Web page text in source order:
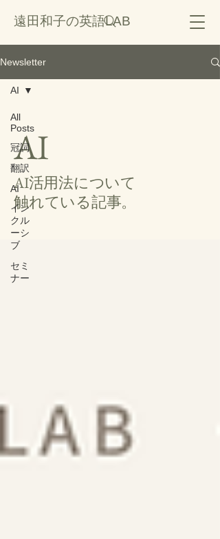
遠田和子の英語LAB
Newsletter
All
Posts
冠詞
翻訳
AI
イン
クル
ーシ
ブ
セミ
ナー
AI
AI
AI活用法について
触れている記事。